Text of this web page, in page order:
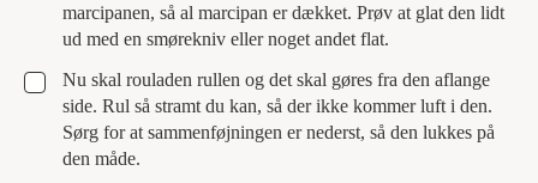
marcipanen, så al marcipan er dækket. Prøv at glat den lidt
ud med en smørekniv eller noget andet flat.
▢
Nu skal rouladen rullen og det skal gøres fra den aflange
side. Rul så stramt du kan, så der ikke kommer luft i den.
Sørg for at sammenføjningen er nederst, så den lukkes på
den måde.